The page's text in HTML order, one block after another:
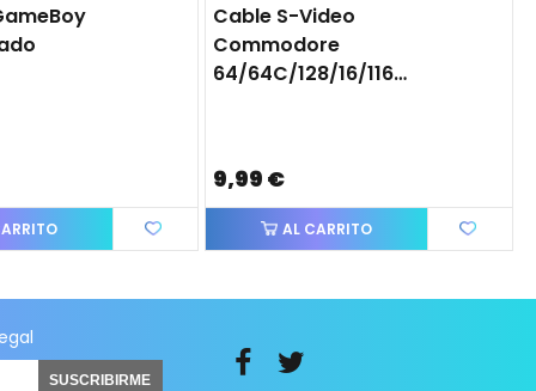
Cable S-Video
Commodore
64/64C/128/16/116/+4
9,99 €
AL CARRITO
SUSCRIBIRME